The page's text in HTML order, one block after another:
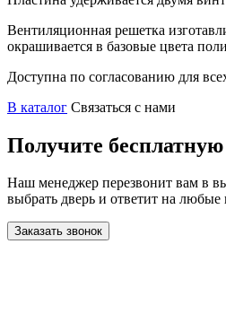
Вентиляционная решетка
окрашивается в базовые цвета
Доступна по согласованию для
В каталог Связаться с нами
Получите
Наш менеджер перезвонит вам в
выбрать дверь и ответит на любые
Заказать звонок